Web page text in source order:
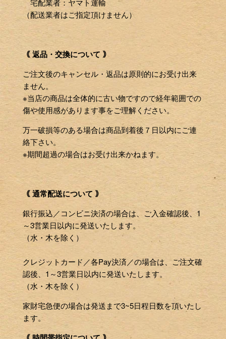
宅配業者：ヤマト運輸
（配送業者はご指定頂けません）
｟ 返品・交換について ｠
ご注文後のキャンセル・返品は原則的にお受け出来
ません。
※当店の商品は全体的に古い物ですので経年範囲での
傷や使用感があります事をご理解ください。
万一破損等のある場合は商品到着後７日以内にご連
絡下さい。
※期間超過の場合はお受け出来かねます。
｟ 通常配送について ｠
銀行振込／コンビニ決済の場合は、ご入金確認後、1
～3営業日以内に発送いたします。
（水・木を除く）
クレジットカード／各Pay決済／の場合は、ご注文確
認後、1～3営業日以内に発送いたします。
（水・木を除く）
家財宅急便の場合は発送まで3~5日程日数を頂いたし
ます。